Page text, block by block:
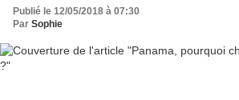
Publié le 12/05/2018 à 07:30
Par Sophie